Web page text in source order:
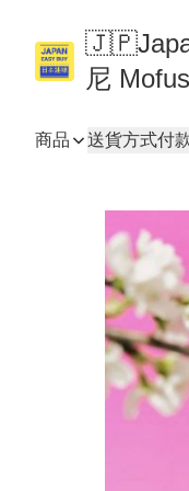
尼
商品 送貨方式付